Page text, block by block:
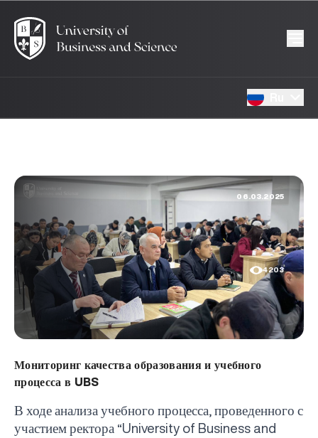
06.03.2025
4203
Мониторинг качества образования и учебного
процесса в UBS
В ходе анализа учебного процесса, проведенного с
участием ректора “University of Business and